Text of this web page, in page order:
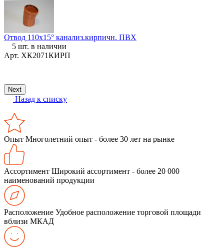
Отвод 110х15° канализ.кирпичн. ПВХ
5 шт. в наличии
Арт. ХК2071КИРП
Next
Назад к списку
Опыт Многолетний опыт - более 30 лет на рынке
Ассортимент Широкий ассортимент - более 20 000
наименований продукции
Расположение Удобное расположение торговой площади
вблизи МКАД